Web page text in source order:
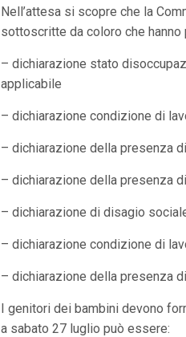
V
a
M
r
n
l
V
i
i
n
Nell’attesa si scopre che la
sottoscritte da coloro che
– dichiarazione stato
applicabile
– dichiarazione condizione di
– dichiarazione della presenza
– dichiarazione della presenza
– dichiarazione di disagio
– dichiarazione condizione di
– dichiarazione della presenza
I genitori dei bambini devono
a sabato 27 luglio può essere: